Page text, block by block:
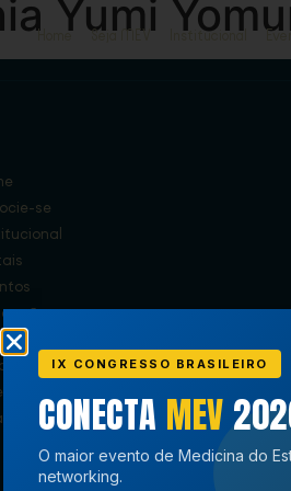
Home Seja MEV Institucional
Yumi
se
de Membros
Conosco
IX CONGRESSO BRASILEIRO
CONECTA MEV
O maior evento de Medicina do
networking.